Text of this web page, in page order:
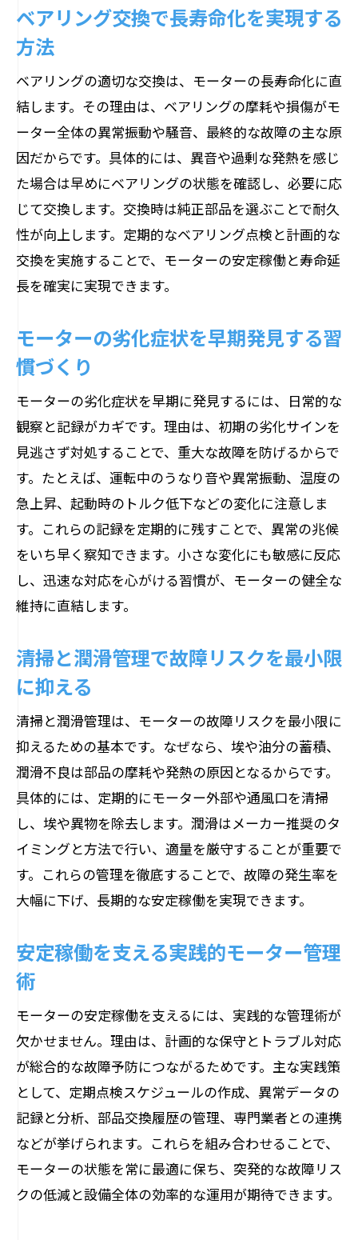
異常音発見後の正しい調べ方と修理の流
要性
トルク低下や過負荷を疑うべき異常症状
モーターが回らない時に考えるべき原因と対
策
モーターが回らない原因を見極める基本
手順
動かないモーターの直し方と実践的対処
法
ント
過負荷やトルク低下による停止の原因と
は
初動トラブル時のチェックリストと安全
対策
復旧までの流れと再発防止のポイント
オーバーホール手順で実現する長期安定稼働
モーターオーバーホールの基本手順と流
れ
分解点検で見抜く故障リスクと注意点
オーバーホールが寿命延長に与える効果
部品交換や再組立の重要なチェックポイ
ント
オーバーホール後の性能確認と試運転手
順
設備管理で活かすオーバーホール実践法
過負荷やトルク低下を防ぐメンテナンスの知
恵
モーター過負荷の原因と予防メンテナン
ス法
トルク低下を早期発見するモーター点検
負荷管理と温度監視で安定稼働を維持す
る理由
トルク異常時の対応と修理実践ポイント
長期使用に向けたモーター故障予防策
小型モーター故障を見抜く診断ポイント集
小型モーター故障調べ方の具体的ステッ
プ
異常音や過熱から推測する故障パターン
ベアリング交換で長寿命化を実現する
方法
ベアリングの適切な交換は、モーターの長寿命化に直
結します。その理由は、ベアリングの摩耗や損傷がモ
ーター全体の異常振動や騒音、最終的な故障の主な原
因だからです。具体的には、異音や過剰な発熱を感じ
た場合は早めにベアリングの状態を確認し、必要に応
じて交換します。交換時は純正部品を選ぶことで耐久
性が向上します。定期的なベアリング点検と計画的な
交換を実施することで、モーターの安定稼働と寿命延
長を確実に実現できます。
モーターの劣化症状を早期発見する習
慣づくり
モーターの劣化症状を早期に発見するには、日常的な
観察と記録がカギです。理由は、初期の劣化サインを
見逃さず対処することで、重大な故障を防げるからで
す。たとえば、運転中のうなり音や異常振動、温度の
急上昇、起動時のトルク低下などの変化に注意しま
す。これらの記録を定期的に残すことで、異常の兆候
をいち早く察知できます。小さな変化にも敏感に反応
し、迅速な対応を心がける習慣が、モーターの健全な
維持に直結します。
清掃と潤滑管理で故障リスクを最小限
に抑える
清掃と潤滑管理は、モーターの故障リスクを最小限に
抑えるための基本です。なぜなら、埃や油分の蓄積、
潤滑不良は部品の摩耗や発熱の原因となるからです。
具体的には、定期的にモーター外部や通風口を清掃
し、埃や異物を除去します。潤滑はメーカー推奨のタ
イミングと方法で行い、適量を厳守することが重要で
す。これらの管理を徹底することで、故障の発生率を
大幅に下げ、長期的な安定稼働を実現できます。
安定稼働を支える実践的モーター管理
術
モーターの安定稼働を支えるには、実践的な管理術が
欠かせません。理由は、計画的な保守とトラブル対応
が総合的な故障予防につながるためです。主な実践策
として、定期点検スケジュールの作成、異常データの
記録と分析、部品交換履歴の管理、専門業者との連携
などが挙げられます。これらを組み合わせることで、
モーターの状態を常に最適に保ち、突発的な故障リス
クの低減と設備全体の効率的な運用が期待できます。